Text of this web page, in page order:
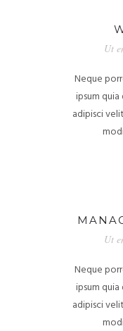
Ut
Neque
ipsum
adipisci
Ut
Neque
ipsum
adipisci